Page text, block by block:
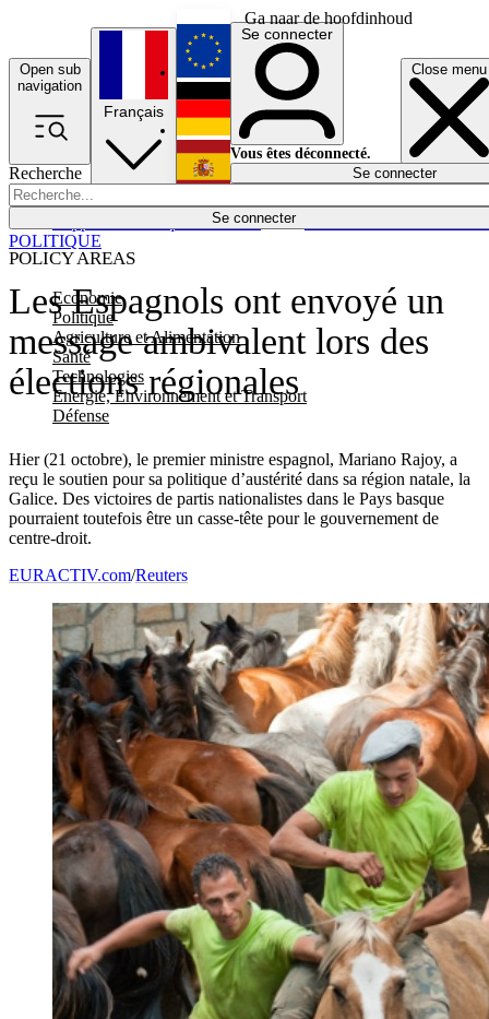
Ga naar de hoofdinhoud
Open sub
navigation
Close menu
Recherche
Se connecter
POLICY AREAS
Economie
Politique
Agriculture et Alimentation
Santé
Technologies
Energie, Environnement et Transport
Défense
Économie
Français
English
Deutsch
Español
Se connecter
Vous êtes déconnecté.
Se connecter
Les Espagnols ont envoyé un
message ambivalent lors des
élections régionales
Hier (21 octobre), le premier ministre espagnol, Mariano Rajoy, a
reçu le soutien pour sa politique d’austérité dans sa région natale, la
Galice. Des victoires de partis nationalistes dans le Pays basque
pourraient toutefois être un casse-tête pour le gouvernement de
centre-droit.
POLITIQUE
EURACTIV.com/Reuters